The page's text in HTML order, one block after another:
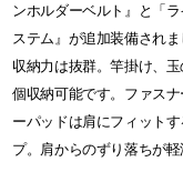
ンホルダーベルト』と「
ステム』が追加装備され
収納力は抜群。竿掛け、
個収納可能です。ファス
ーパッドは肩にフィット
プ。肩からのずり落ちが